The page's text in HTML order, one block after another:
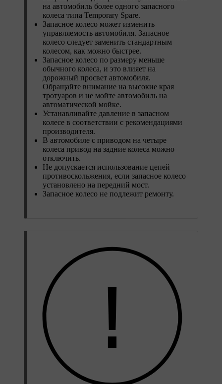
на автомобиль более одного запасного
колеса типа Temporary Spare.
Запасное колесо может изменить
управляемость автомобиля. Запасное
колесо следует заменить стандартным
колесом, как можно быстрее.
Запасное колесо по размеру меньше
обычного колеса, и это влияет на
дорожный просвет автомобиля.
Обращайте внимание на высокие края
тротуаров и не мойте автомобиль на
автоматической мойке.
Устанавливайте давление в запасном
колесе в соответствии с рекомендациями
производителя.
В автомобиле с приводом на четыре
колеса привод на задние колеса можно
отключить.
Не допускается использование цепей
противоскольжения, если запасное колесо
установлено на передний мост.
Запасное колесо не подлежит ремонту.